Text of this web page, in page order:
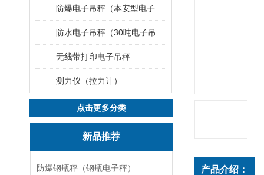
无线带打印电子吊秤
测力仪（拉力计）
点击更多分类
新品推荐
防爆钢瓶秤（钢瓶电子秤） 产品介绍：